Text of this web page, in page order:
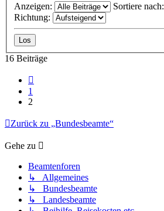
Anzeigen:
Sortiere nach:
Richtung:
16 Beiträge
1
2
Zurück zu „Bundesbeamte“
Gehe zu
Beamtenforen
↳ Allgemeines
↳ Bundesbeamte
↳ Landesbeamte